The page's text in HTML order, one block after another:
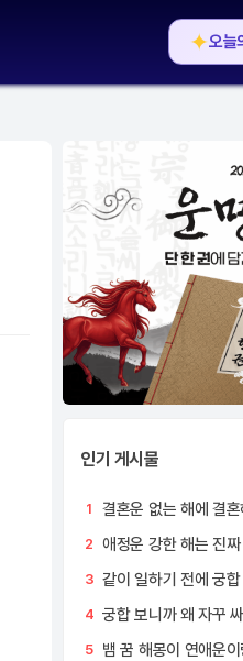
✦오늘
인기 게시물
1 결혼운 없는 해에 결
2 애정운 강한 해는 진
3 같이 일하기 전에 궁
4 궁합 보니까 왜 자꾸
5 뱀 꿈 해몽이 연애운